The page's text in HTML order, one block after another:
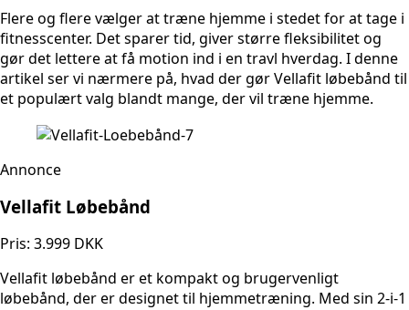
Flere og flere vælger at træne hjemme i stedet for at tage i
fitnesscenter. Det sparer tid, giver større fleksibilitet og
gør det lettere at få motion ind i en travl hverdag. I denne
artikel ser vi nærmere på, hvad der gør Vellafit løbebånd til
et populært valg blandt mange, der vil træne hjemme.
Annonce
Vellafit Løbebånd
Pris: 3.999 DKK
Vellafit løbebånd er et kompakt og brugervenligt
løbebånd, der er designet til hjemmetræning. Med sin 2-i-1